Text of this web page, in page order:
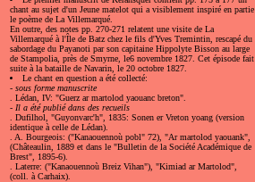
chant au sujet d'un Jeune matelot qui a visiblement inspiré en partie
le poème de La Villemarqué.
En outre, des notes pp. 270-271 relatent une visite de La
Villemarqué à l'Île de Batz chez le fils d'Yves Tremintin, rescapé du
sabordage du Payanoti par son capitaine Hippolyte Bisson au large
de Stampolia, près de Smyrne, le6 novembre 1827. Cet épisode fait
suite à la bataille de Navarin, le 20 octobre 1827.
Le chant en question a été collecté:
- sous forme manuscrite
. Lédan, IV: "Guerz ar martolod yaouanc breton".
- Il a été publié dans des recueils
. Dufilhol, "Guyonvarc'h", 1835: Sonen er Vreton yoang (version
identique à celle de Lédan).
. A. Bourgeois: ("Kanaouennoù pobl" 72), "Ar martolod yaouank",
(Châteaulin, 1889 et dans le "Bulletin de la Société Académique de
Brest", 1895-6).
. Laterre: ("Kanaouennoù Breiz Vihan"), "Kimiad ar Martolod",
(coll. à Carhaix).